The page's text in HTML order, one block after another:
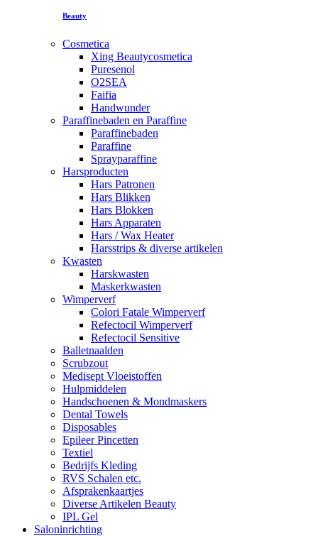
Beauty
Cosmetica
Xing Beautycosmetica
Puresenol
O2SEA
Faifia
Handwunder
Paraffinebaden en Paraffine
Paraffinebaden
Paraffine
Sprayparaffine
Harsproducten
Hars Patronen
Hars Blikken
Hars Blokken
Hars Apparaten
Hars / Wax Heater
Harsstrips & diverse artikelen
Kwasten
Harskwasten
Maskerkwasten
Wimperverf
Colori Fatale Wimperverf
Refectocil Wimperverf
Refectocil Sensitive
Balletnaalden
Scrubzout
Medisept Vloeistoffen
Hulpmiddelen
Handschoenen & Mondmaskers
Dental Towels
Disposables
Epileer Pincetten
Textiel
Bedrijfs Kleding
RVS Schalen etc.
Afsprakenkaartjes
Diverse Artikelen Beauty
IPL Gel
Saloninrichting